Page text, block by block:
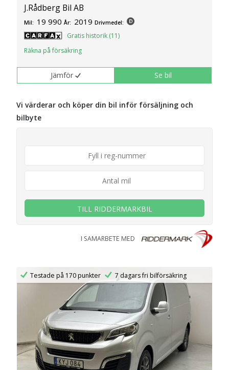
J.Rådberg Bil AB
Mil: 19 990 År: 2019 Drivmedel:
Gratis historik (11)
Räkna på försäkring
Jämför Se bil
Vi värderar och köper din bil inför försäljning och
bilbyte
TILL RIDDERMARKBIL
I SAMARBETE MED
Testade på 170 punkter 7 dagars fri bilförsäkring